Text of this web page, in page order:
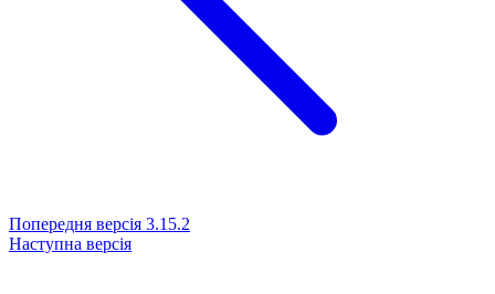
Попередня версія 3.15.2
Наступна версія